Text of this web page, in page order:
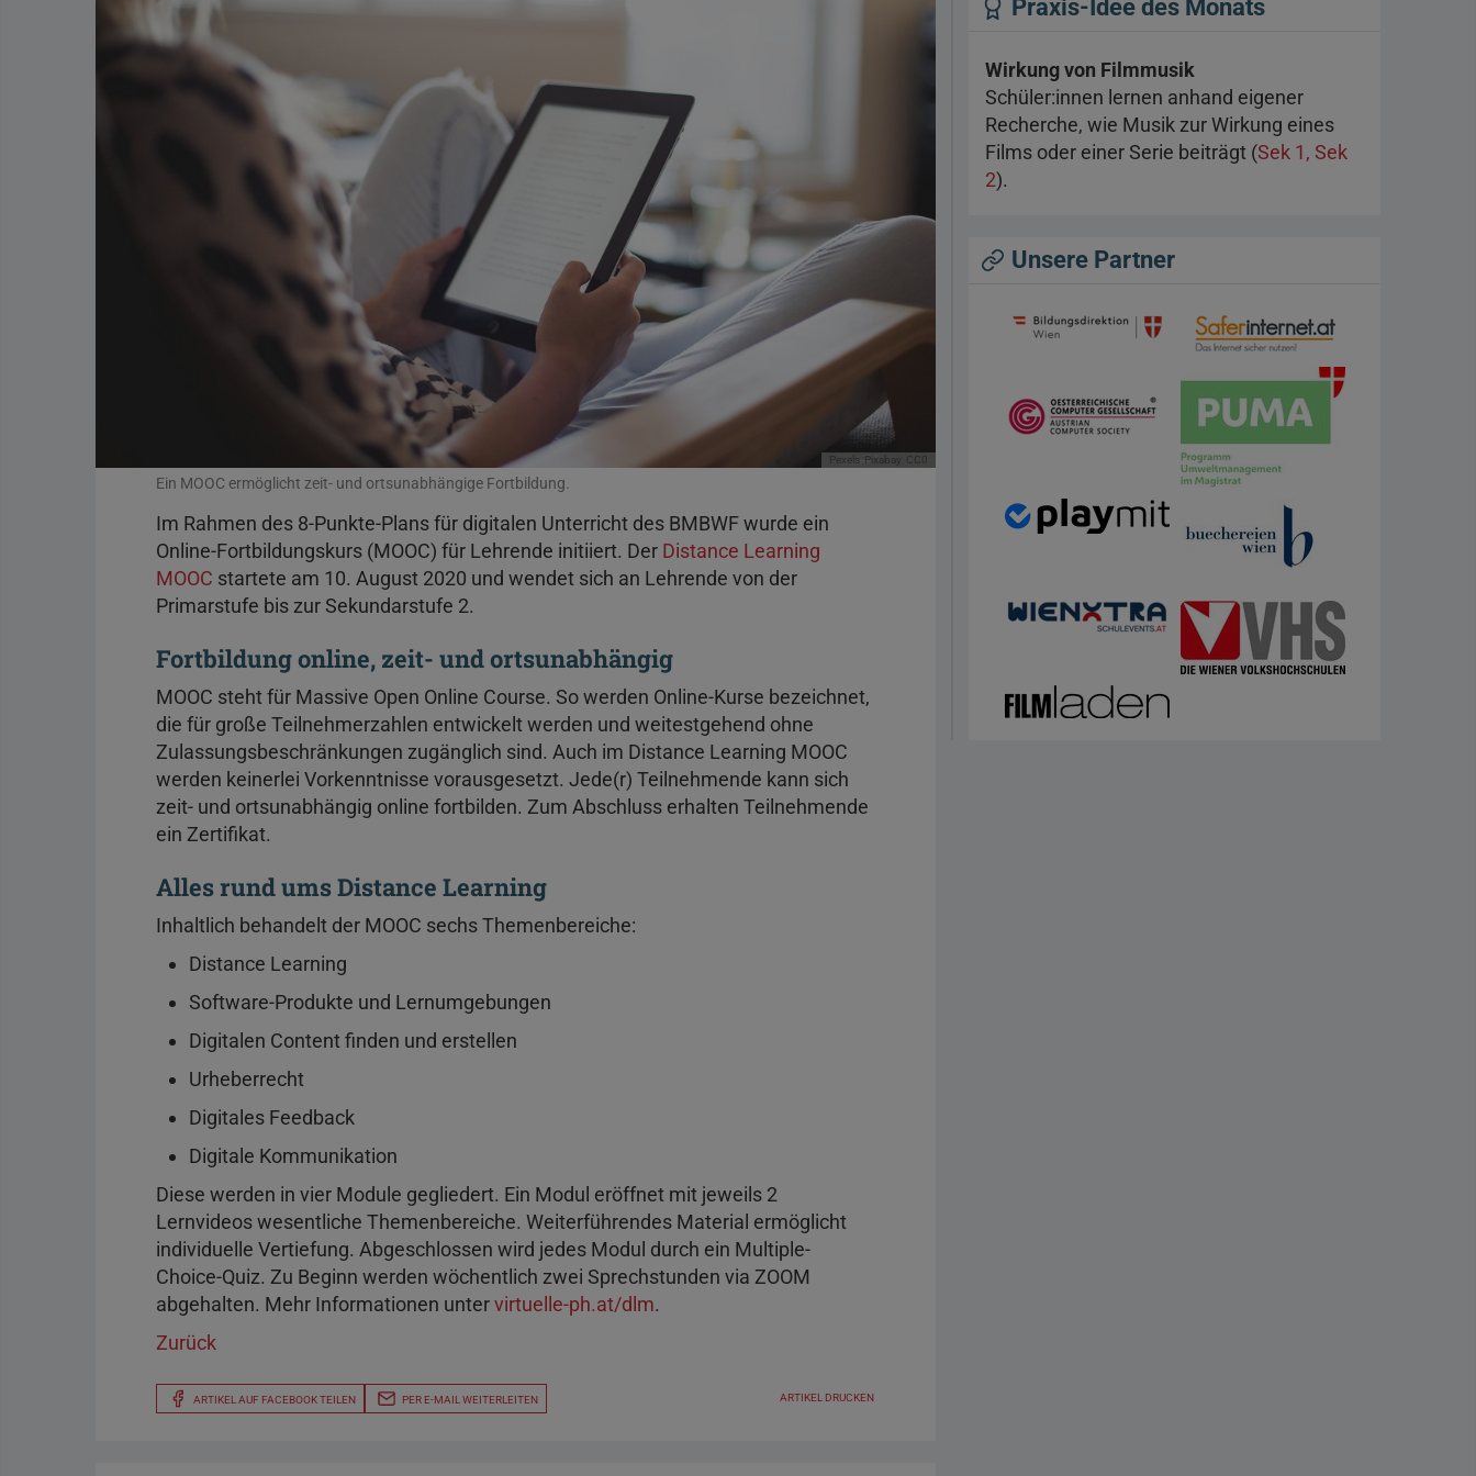
Pexels Pixabay
Ein MOOC ermöglicht zeit- und ortsunabhängige Fortbildung.
Im Rahmen des 8-Punkte-Plans für digitalen Unterricht des BMBWF wurde ein
Online-Fortbildungskurs (MOOC) für Lehrende initiiert. Der Distance Learning
MOOC startete am 10. August 2020 und wendet sich an Lehrende von der
Primarstufe bis zur Sekundarstufe 2.
Fortbildung online, zeit- und ortsunabhängig
MOOC steht für Massive Open Online Course. So werden Online-Kurse bezeichnet,
die für große Teilnehmerzahlen entwickelt werden und weitestgehend ohne
Zulassungsbeschränkungen zugänglich sind. Auch im Distance Learning MOOC
werden keinerlei Vorkenntnisse vorausgesetzt. Jede(r) Teilnehmende kann sich
zeit- und ortsunabhängig online fortbilden. Zum Abschluss erhalten Teilnehmende
ein Zertifikat.
Alles rund ums Distance Learning
Inhaltlich behandelt der MOOC sechs Themenbereiche:
Distance Learning
Software-Produkte und Lernumgebungen
Digitalen Content finden und erstellen
Urheberrecht
Digitales Feedback
Digitale Kommunikation
Diese werden in vier Module gegliedert. Ein Modul eröffnet mit jeweils 2
Lernvideos wesentliche Themenbereiche. Weiterführendes Material ermöglicht
individuelle Vertiefung. Abgeschlossen wird jedes Modul durch ein Multiple-
Choice-Quiz. Zu Beginn werden wöchentlich zwei Sprechstunden via ZOOM
abgehalten. Mehr Informationen untervirtuelle-ph.at/dlm.
Zurück
ARTIKEL AUF FACEBOOK TEILEN PER E-MAIL WEITERLEITEN ARTIKEL DRUCKEN
Praxis-Idee des Monats
Wirkung von Filmmusik
Schüler:innen lernen anhand eigener
Recherche, wie Musik zur Wirkung eines
Films oder einer Serie beiträgt (Sek 1, Sek
2).
Unsere Partner